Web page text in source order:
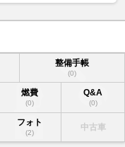
整備手帳
(0)
燃費
(0)
Q&A
(0)
フォト
(2)
中古車